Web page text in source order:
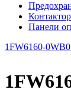
Панели
1FW6160-